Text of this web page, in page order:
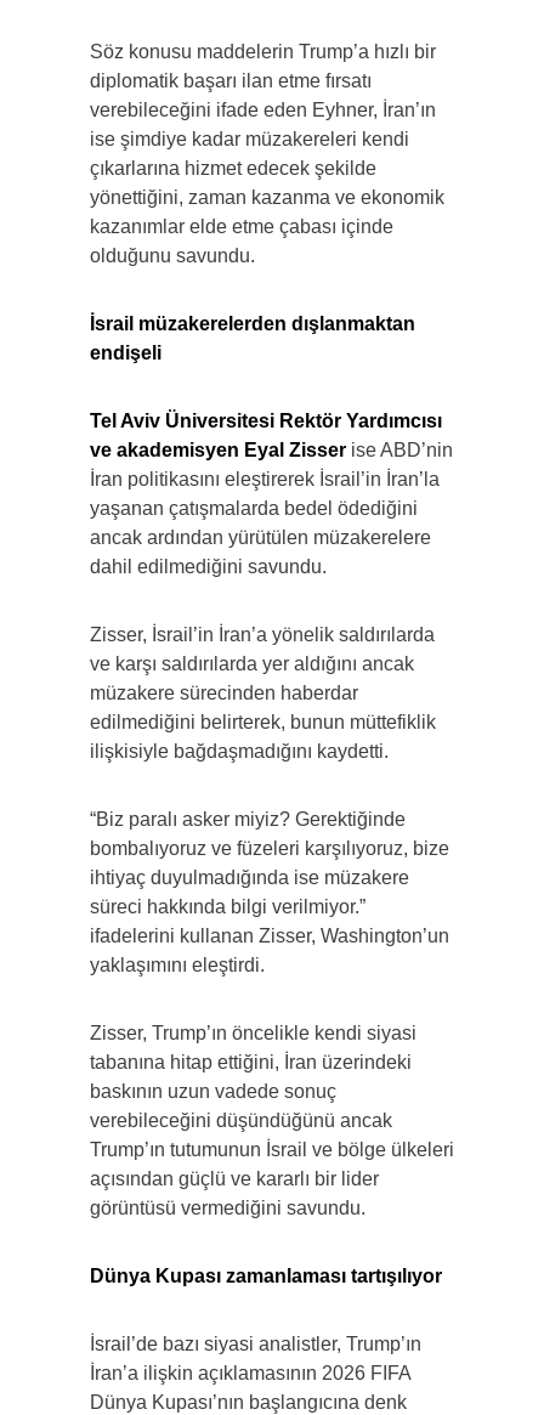
Söz konusu maddelerin Trump’a hızlı bir
diplomatik başarı ilan etme fırsatı
verebileceğini ifade eden Eyhner, İran’ın
ise şimdiye kadar müzakereleri kendi
çıkarlarına hizmet edecek şekilde
yönettiğini, zaman kazanma ve ekonomik
kazanımlar elde etme çabası içinde
olduğunu savundu.
İsrail müzakerelerden dışlanmaktan
endişeli
Tel Aviv Üniversitesi Rektör Yardımcısı
ve akademisyen Eyal Zisser ise ABD’nin
İran politikasını eleştirerek İsrail’in İran’la
yaşanan çatışmalarda bedel ödediğini
ancak ardından yürütülen müzakerelere
dahil edilmediğini savundu.
Zisser, İsrail’in İran’a yönelik saldırılarda
ve karşı saldırılarda yer aldığını ancak
müzakere sürecinden haberdar
edilmediğini belirterek, bunun müttefiklik
ilişkisiyle bağdaşmadığını kaydetti.
“Biz paralı asker miyiz? Gerektiğinde
bombalıyoruz ve füzeleri karşılıyoruz, bize
ihtiyaç duyulmadığında ise müzakere
süreci hakkında bilgi verilmiyor.”
ifadelerini kullanan Zisser, Washington’un
yaklaşımını eleştirdi.
Zisser, Trump’ın öncelikle kendi siyasi
tabanına hitap ettiğini, İran üzerindeki
baskının uzun vadede sonuç
verebileceğini düşündüğünü ancak
Trump’ın tutumunun İsrail ve bölge ülkeleri
açısından güçlü ve kararlı bir lider
görüntüsü vermediğini savundu.
Dünya Kupası zamanlaması tartışılıyor
İsrail’de bazı siyasi analistler, Trump’ın
İran’a ilişkin açıklamasının 2026 FIFA
Dünya Kupası’nın başlangıcına denk